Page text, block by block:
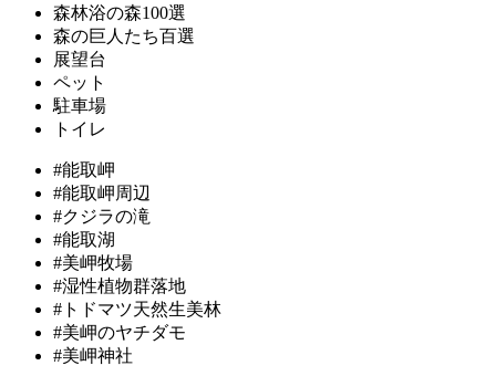
森林浴の森100選
森の巨人たち百選
展望台
ペット
駐車場
トイレ
#能取岬
#能取岬周辺
#クジラの滝
#能取湖
#美岬牧場
#湿性植物群落地
#トドマツ天然生美林
#美岬のヤチダモ
#美岬神社